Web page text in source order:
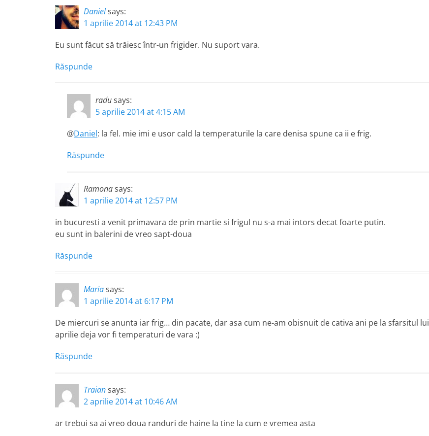
Danielsays:
1 aprilie 2014 at 12:43 PM
Eu sunt făcut să trăiesc într-un frigider. Nu suport vara.
Răspunde
radusays:
5 aprilie 2014 at 4:15 AM
@Daniel: la fel. mie imi e usor cald la temperaturile la care denisa spune ca ii e frig.
Răspunde
Ramonasays:
1 aprilie 2014 at 12:57 PM
in bucuresti a venit primavara de prin martie si frigul nu s-a mai intors decat foarte putin.
eu sunt in balerini de vreo sapt-doua
Răspunde
Mariasays:
1 aprilie 2014 at 6:17 PM
De miercuri se anunta iar frig… din pacate, dar asa cum ne-am obisnuit de cativa ani pe la sfarsitul lui
aprilie deja vor fi temperaturi de vara :)
Răspunde
Traiansays:
2 aprilie 2014 at 10:46 AM
ar trebui sa ai vreo doua randuri de haine la tine la cum e vremea asta